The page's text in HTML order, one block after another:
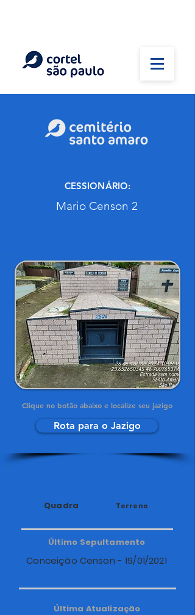
CESSIONÁRIO:
Mario Censon 2
Clique no botão abaixo e localize seu jazigo
Rota para o Jazigo
Quadra Terreno
Último Sepultamento
Conceição Censon - 19/01/2021
Última Atualização